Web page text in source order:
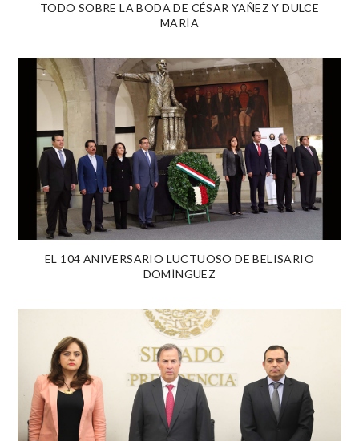
TODO SOBRE LA BODA DE CÉSAR YAÑEZ Y DULCE
MARÍA
EL 104 ANIVERSARIO LUCTUOSO DE BELISARIO
DOMÍNGUEZ